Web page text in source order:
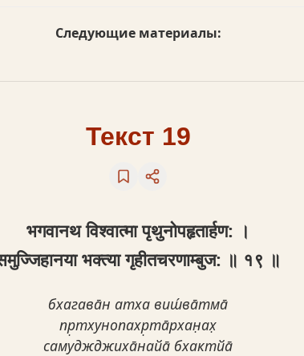
Следующие материалы:
Текст 19
भगवानथ विश्वात्मा पृथुनोपहृतार्हण: ।
भक्त्या गृहीतचरणाम्बुज: ॥ १९ ॥
бхагава̄н атха виш́ва̄тма̄
пр̣тхунопахр̣та̄рхан̣ах̣
самуджджиха̄найа̄ бхактйа̄